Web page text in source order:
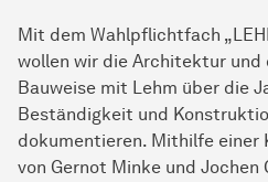
Mit dem Wahlpflichtfach
wollen wir die Architektur
Bauweise mit Lehm über die
Beständigkeit und
dokumentieren. Mithilfe einer
von Gernot Minke und Jochen